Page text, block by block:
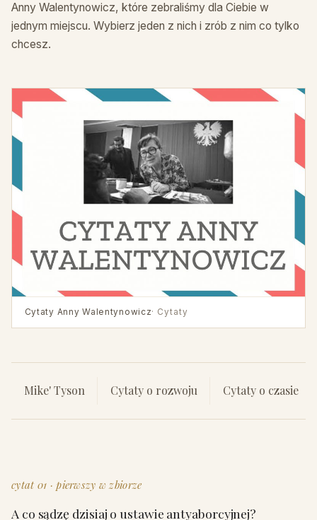
Anny Walentynowicz, które zebraliśmy dla Ciebie w
jednym miejscu. Wybierz jeden z nich i zrób z nim co tylko
chcesz.
Cytaty Anny Walentynowicz· Cytaty
Mike' Tyson Cytaty o rozwoju Cytaty o czasie
cytat 01 · pierwszy w zbiorze
A co sądzę dzisiaj o ustawie antyaborcyjnej?